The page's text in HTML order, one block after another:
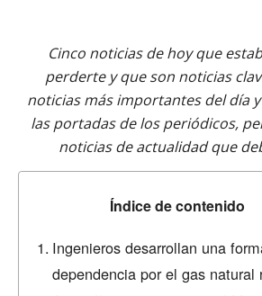
Cinco noticias de hoy que
perderte y que son noticias
noticias más importantes del día
las portadas de los periódicos,
noticias de actualidad que
Índice de contenido
Ingenieros desarrollan una
dependencia por el gas natural